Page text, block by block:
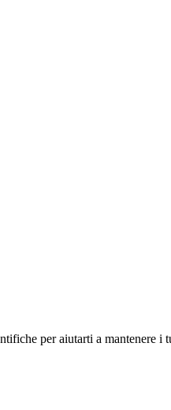
per aiutarti a mantenere i